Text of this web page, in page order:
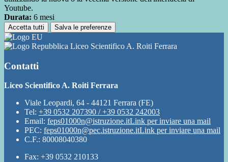
Youtube.
Durata: 6 mesi
Accetta tutti Salva le preferenze
Liceo Scientifico A. Roiti Ferrara
Contatti
Liceo Scientifico A. Roiti Ferrara
Viale Leopardi, 64 - 44121 Ferrara (FE)
Tel: +39 0532 207390 / +39 0532 242003
Email: feps01000n@istruzione.itLink per inviare una mail
PEC: feps01000n@pec.istruzione.itLink per inviare una mail
C.F.: 80008040380
Fax: +39 0532 210133